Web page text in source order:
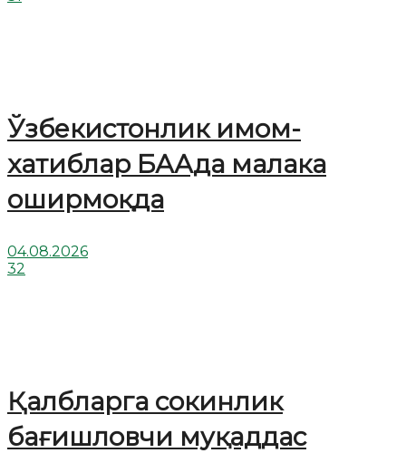
Ўзбекистонлик имом-
хатиблар БААда малака
оширмоқда
04.08.2026
32
Қалбларга сокинлик
бағишловчи муқаддас